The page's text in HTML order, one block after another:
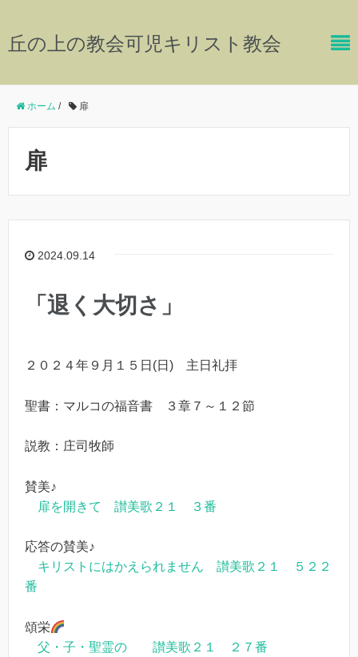
丘の上の教会可児キリスト教会
ホーム / 扉
扉
2024.09.14
「退く大切さ」
２０２４年９月１５日(日) 主日礼拝
聖書：マルコの福音書 ３章７～１２節
説教：庄司牧師
賛美♪
扉を開きて 讃美歌２１ ３番
応答の賛美♪
キリストにはかえられません 讃美歌２１ ５２２
番
頌栄
父・子・聖霊の 讃美歌２１ ２７番